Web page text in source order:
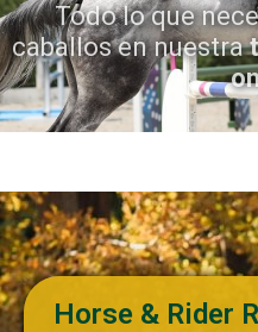
Todo lo que
caballos en nuestra
Horse & Rider